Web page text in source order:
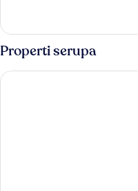
laut
Penthouse,
kamar
tepi
Properti serupa
W Fort Lauderdale